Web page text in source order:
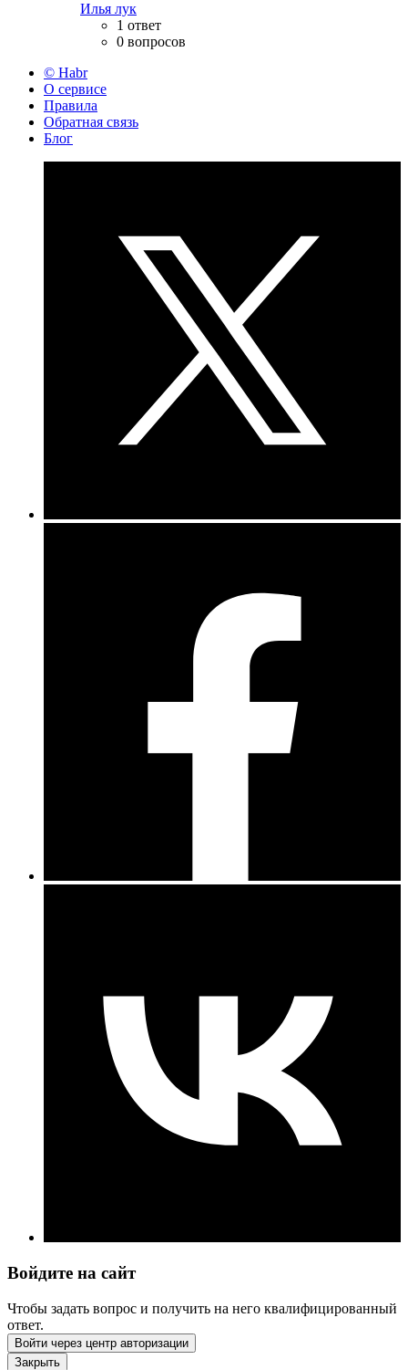
Илья лук
1 ответ
0 вопросов
© Habr
О сервисе
Правила
Обратная связь
Блог
Войдите на сайт
Чтобы задать вопрос и получить на него квалифицированный
ответ.
Войти через центр авторизации
Закрыть